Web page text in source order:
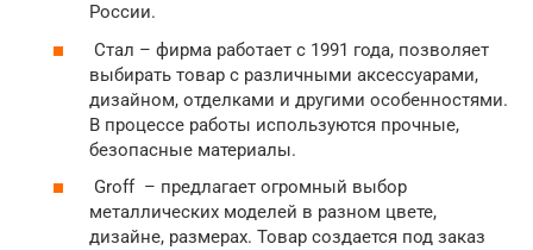
России.
Стал – фирма работает с 1991 года, позволяет
выбирать товар с различными аксессуарами,
дизайном, отделками и другими особенностями.
В процессе работы используются прочные,
безопасные материалы.
Groff – предлагает огромный выбор
металлических моделей в разном цвете,
дизайне, размерах. Товар создается под заказ